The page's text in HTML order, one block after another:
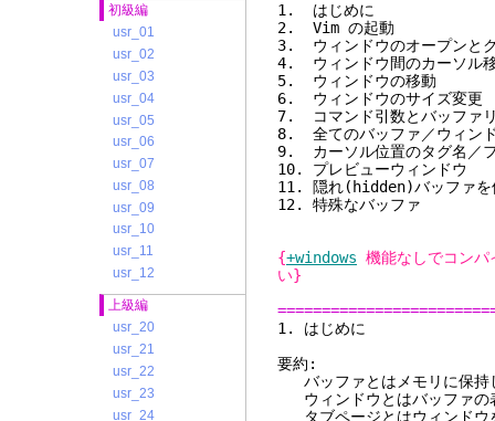
初級編
usr_01
usr_02
usr_03
usr_04
usr_05
usr_06
usr_07
usr_08
usr_09
usr_10
usr_11
usr_12
上級編
usr_20
usr_21
usr_22
usr_23
usr_24
1. は
2.
3. ウィンドウの
4. ウィンドウ
5. ウィ
6. ウィンド
7. コマンド引
8. 全てのバッファ／ウィ
9. カーソル位置
10. プレビ
11. 隠れ
12. 特殊
{+windows 機能なしでコンパ
い}
1. は
要約:
バッファとはメモリに保持
ウィンドウとはバッファの
タブページとはウィンドウ